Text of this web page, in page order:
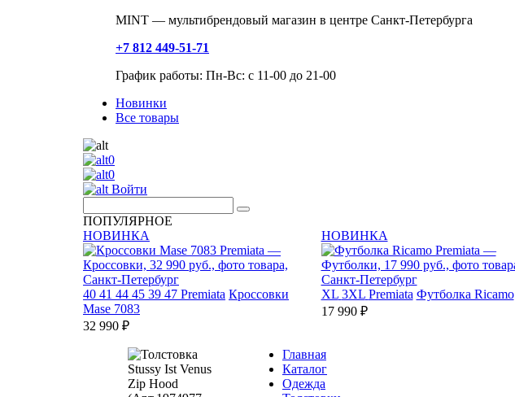
MINT — мультибрендовый магазин в центре Санкт-Петербурга
+7 812 449-51-71
График работы: Пн-Вс: с 11-00 до 21-00
Новинки
Все товары
0
0
Войти
ПОПУЛЯРНОЕ
НОВИНКА
40 41 44 45 39 47 Premiata Кроссовки
Mase 7083
32 990 ₽
НОВИНКА
XL 3XL Premiata Футболка Ricamo
17 990 ₽
Главная
Каталог
Одежда